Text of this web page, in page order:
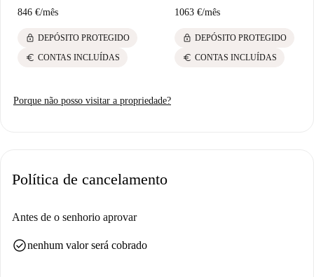
Spotahome passam por um rigoroso processo de verificação de
proprietários para sua tranquilidade.
846 €/mês
lock DEPÓSITO PROTEGIDO
euro CONTAS INCLUÍDAS
1063 €/mês
lock DEPÓSITO PROTEGIDO
euro CONTAS INCLUÍDAS
Porque não posso visitar a propriedade?
Política de cancelamento
Antes de o senhorio aprovar
check_circlenenhum valor será cobrado